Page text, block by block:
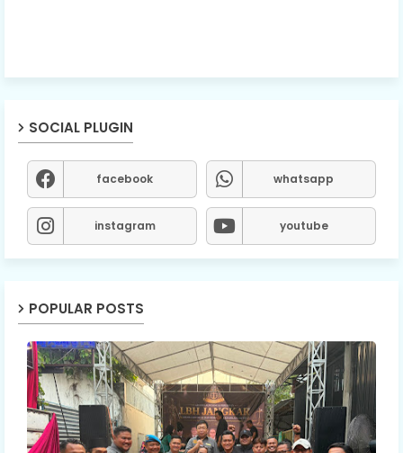
SOCIAL PLUGIN
facebook whatsapp
instagram youtube
POPULAR POSTS